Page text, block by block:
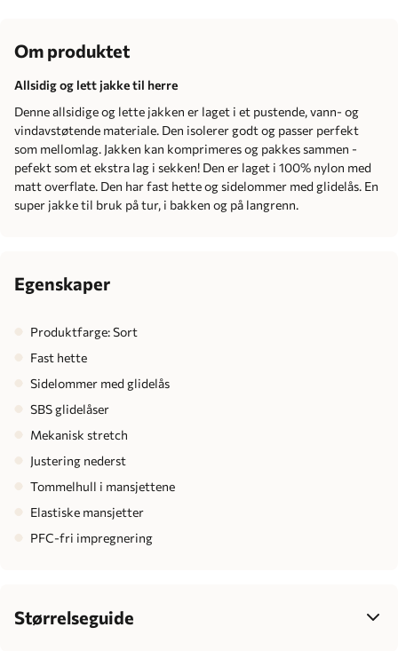
Om produktet
Allsidig og lett jakke til herre
Denne allsidige og lette jakken er laget i et pustende, vann- og
vindavstøtende materiale. Den isolerer godt og passer perfekt
som mellomlag. Jakken kan komprimeres og pakkes sammen -
pefekt som et ekstra lag i sekken! Den er laget i 100% nylon med
matt overflate. Den har fast hette og sidelommer med glidelås. En
super jakke til bruk på tur, i bakken og på langrenn.
Egenskaper
Produktfarge: Sort
Fast hette
Sidelommer med glidelås
SBS glidelåser
Mekanisk stretch
Justering nederst
Tommelhull i mansjettene
Elastiske mansjetter
PFC-fri impregnering
Størrelseguide